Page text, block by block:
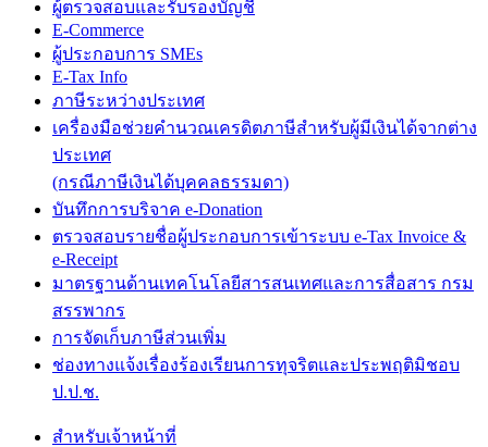
ผู้ตรวจสอบและรับรองบัญชี
E-Commerce
ผู้ประกอบการ SMEs
E-Tax Info
ภาษีระหว่างประเทศ
เครื่องมือช่วยคำนวณเครดิตภาษีสำหรับผู้มีเงินได้จากต่าง
ประเทศ
(กรณีภาษีเงินได้บุคคลธรรมดา)
บันทึกการบริจาค e-Donation
ตรวจสอบรายชื่อผู้ประกอบการเข้าระบบ e-Tax Invoice &
e-Receipt
มาตรฐานด้านเทคโนโลยีสารสนเทศและการสื่อสาร กรม
สรรพากร
การจัดเก็บภาษีส่วนเพิ่ม
ช่องทางแจ้งเรื่องร้องเรียนการทุจริตและประพฤติมิชอบ
ป.ป.ช.
สำหรับเจ้าหน้าที่